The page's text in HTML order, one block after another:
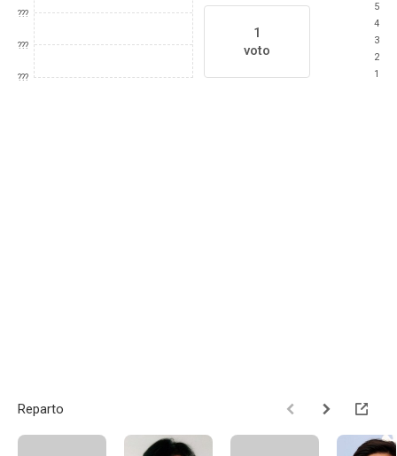
???
???
???
1
voto
5
4
3
2
1
Reparto